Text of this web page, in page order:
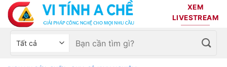
Bỏ
qua
nội
dung
XEM
LIVESTREAM
Chọn
Tìm
kiếm: